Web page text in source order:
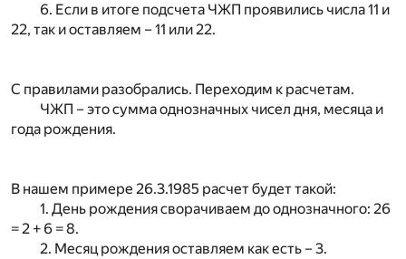
6. Если в итоге подсчета ЧЖП проявились числа 11 и
22, так и оставляем – 11 или 22.
С правилами разобрались. Переходим к расчетам.
ЧЖП – это сумма однозначных чисел дня, месяца и
года рождения.
В нашем примере 26.3.1985 расчет будет такой:
1. День рождения сворачиваем до однозначного: 26
= 2 + 6 = 8.
2. Месяц рождения оставляем как есть – 3.